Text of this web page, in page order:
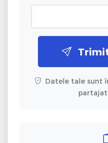
Datele tale sunt